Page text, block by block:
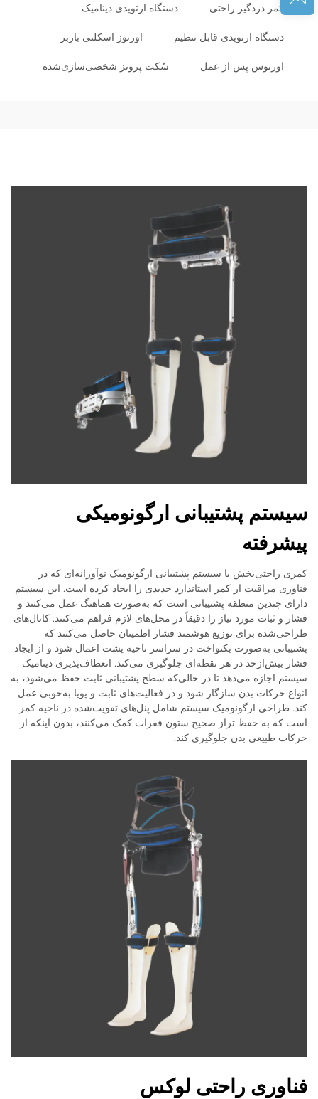
کمر دردگیر راحتی دستگاه ارتوپدی دینامیک
دستگاه ارتوپدی قابل تنظیم اورتوز اسکلتی باربر
اورتوس پس از عمل سُکت پروتز شخصی‌سازی‌شده
سیستم پشتیبانی ارگونومیکی
پیشرفته
کمری راحتی‌بخش با سیستم پشتیبانی ارگونومیک نوآورانه‌ای که در
فناوری مراقبت از کمر استاندارد جدیدی را ایجاد کرده است. این سیستم
دارای چندین منطقه پشتیبانی است که به‌صورت هماهنگ عمل می‌کنند و
فشار و ثبات مورد نیاز را دقیقاً در محل‌های لازم فراهم می‌کنند. کانال‌های
طراحی‌شده برای توزیع هوشمند فشار اطمینان حاصل می‌کنند که
پشتیبانی به‌صورت یکنواخت در سراسر ناحیه پشت اعمال شود و از ایجاد
فشار بیش‌ازحد در هر نقطه‌ای جلوگیری می‌کند. انعطاف‌پذیری دینامیک
سیستم اجازه می‌دهد تا در حالی‌که سطح پشتیبانی ثابت حفظ می‌شود، به
انواع حرکات بدن سازگار شود و در فعالیت‌های ثابت و پویا به‌خوبی عمل
کند. طراحی ارگونومیک سیستم شامل پنل‌های تقویت‌شده در ناحیه کمر
است که به حفظ تراز صحیح ستون فقرات کمک می‌کنند، بدون اینکه از
حرکات طبیعی بدن جلوگیری کند.
فناوری راحتی لوکس